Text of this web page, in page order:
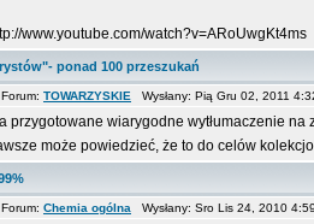
www.youtube.com/watch?v=ARoUwgKt4ms
ponad 100 przeszukań
Forum: TOWARZYSKIE Wysłany: Pią Gru 02, 2011
przygotowane wiarygodne wytłumaczenie
może powiedzieć, że to do celów
Forum: Chemia ogólna Wysłany: Sro Lis 24, 2010